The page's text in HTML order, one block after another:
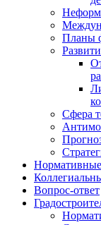
Планы
Сфера
Вопрос-ответ